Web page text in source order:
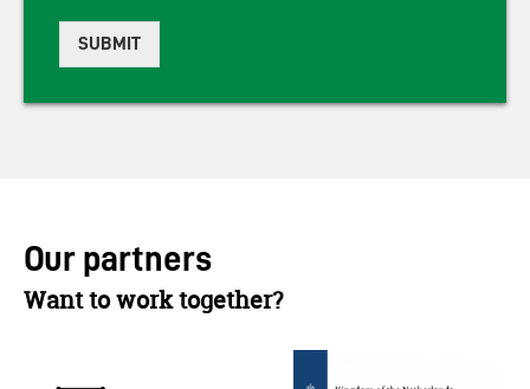
SUBMIT
Our partners
Want to work together?